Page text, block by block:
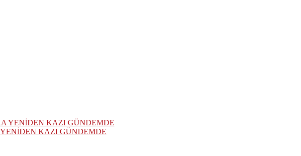
KAZI GÜNDEMDE